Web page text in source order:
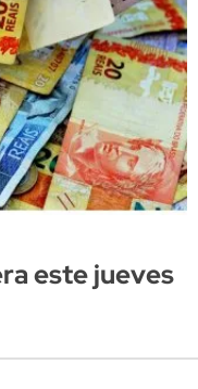
este jueves